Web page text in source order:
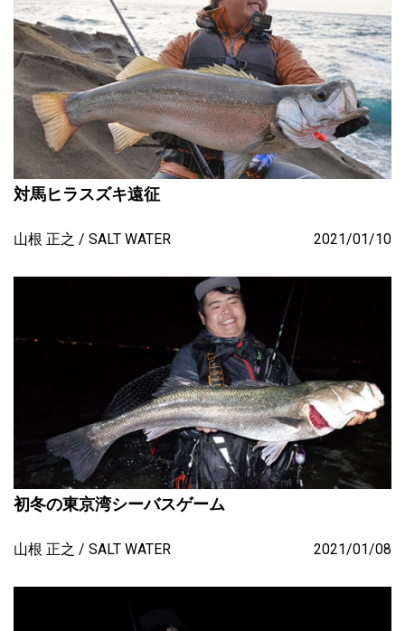
対馬ヒラスズキ遠征
山根 正之 SALT WATER 2021/01/10
初冬の東京湾シーバスゲーム
山根 正之 SALT WATER 2021/01/08